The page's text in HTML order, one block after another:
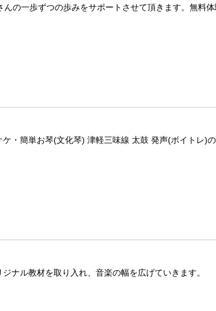
の一歩ずつの歩みをサポートさせて頂きます。無料
・簡単お琴(文化琴) 津軽三味線 太鼓 発声(ボイトレ)
ナル教材を取り入れ、音楽の幅を広げていきます。